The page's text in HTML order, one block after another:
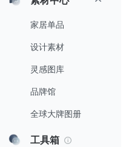
家居单品
设计素材
灵感图库
品牌馆
全球大牌图册
工具箱